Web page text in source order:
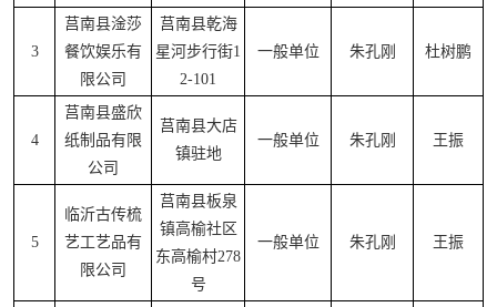
3
莒南县淦莎
餐饮娱乐有
限公司
莒南县乾海
星河步行街1
2-101
一般单位 朱孔刚 杜树鹏
4
莒南县盛欣
纸制品有限
公司
莒南县大店
镇驻地
一般单位 朱孔刚 王振
5
临沂古传梳
艺工艺品有
限公司
莒南县板泉
镇高榆社区
东高榆村278
号
一般单位 朱孔刚 王振